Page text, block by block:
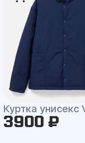
Куртка унисекс
3900 ₽